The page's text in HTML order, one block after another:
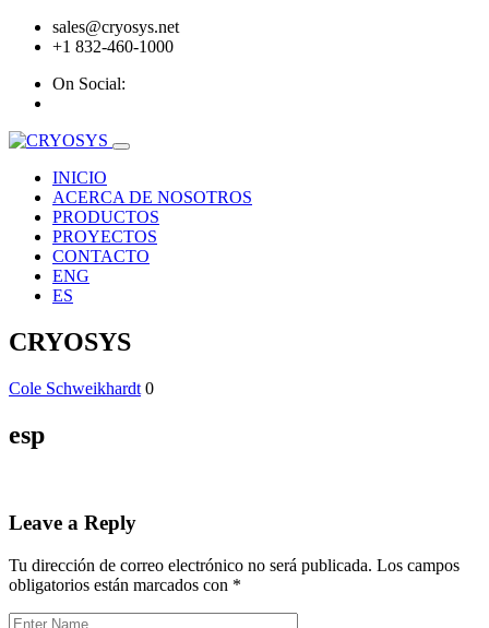
sales@cryosys.net
+1 832-460-1000
On Social:
INICIO
ACERCA DE NOSOTROS
PRODUCTOS
PROYECTOS
CONTACTO
ENG
ES
CRYOSYS
Cole Schweikhardt 0
esp
Leave a Reply
Tu dirección de correo electrónico no será publicada. Los campos
obligatorios están marcados con *